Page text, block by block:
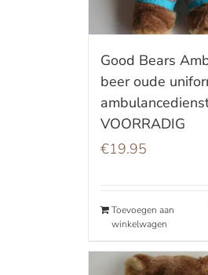
Good Bears
beer oude
VOORRADIG
€19.95
Toevoegen aan
winkelwagen